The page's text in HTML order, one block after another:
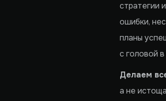
стратегии
ошибки,
планы
с головой в
Делаем
а не